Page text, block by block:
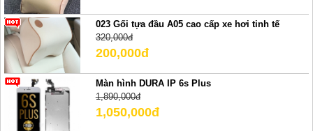
023 Gối tựa đầu A05 cao cấp xe hơi tinh tế
320,000đ
200,000đ
Màn hình DURA IP 6s Plus
1,890,000đ
1,050,000đ